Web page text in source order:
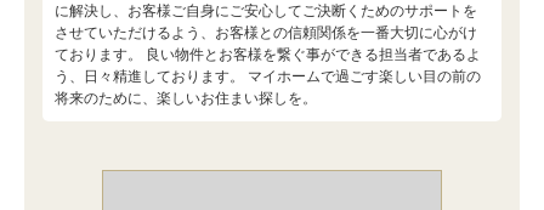
に解決し、お客様ご自身にご安心してご決断くためのサポートを
させていただけるよう、お客様との信頼関係を一番大切に心がけ
ております。 良い物件とお客様を繋ぐ事ができる担当者であるよ
う、日々精進しております。 マイホームで過ごす楽しい目の前の
将来のために、楽しいお住まい探しを。